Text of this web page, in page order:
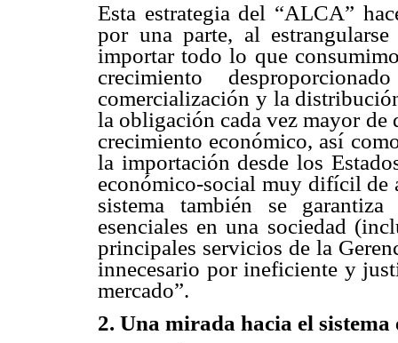
Esta estrategia del “ALCA”
por una parte, al
importar todo lo que
crecimiento
comercialización y la
la obligación cada vez mayor de
crecimiento económico, así
la importación desde los
económico-social muy difícil de
sistema también se
esenciales en una sociedad
principales servicios de la
innecesario por ineficiente y
mercado”.
2. Una mirada hacia el